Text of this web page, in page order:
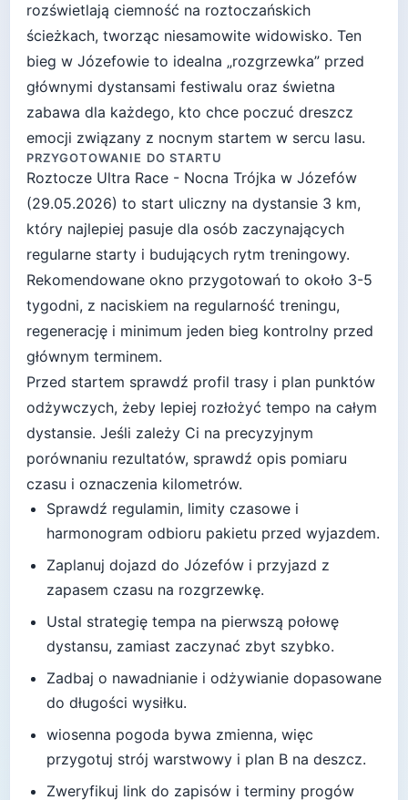
rozświetlają ciemność na roztoczańskich
ścieżkach, tworząc niesamowite widowisko. Ten
bieg w Józefowie to idealna „rozgrzewka” przed
głównymi dystansami festiwalu oraz świetna
zabawa dla każdego, kto chce poczuć dreszcz
emocji związany z nocnym startem w sercu lasu.
PRZYGOTOWANIE DO STARTU
Roztocze Ultra Race - Nocna Trójka w Józefów
(29.05.2026) to start uliczny na dystansie 3 km,
który najlepiej pasuje dla osób zaczynających
regularne starty i budujących rytm treningowy.
Rekomendowane okno przygotowań to około 3-5
tygodni, z naciskiem na regularność treningu,
regenerację i minimum jeden bieg kontrolny przed
głównym terminem.
Przed startem sprawdź profil trasy i plan punktów
odżywczych, żeby lepiej rozłożyć tempo na całym
dystansie. Jeśli zależy Ci na precyzyjnym
porównaniu rezultatów, sprawdź opis pomiaru
czasu i oznaczenia kilometrów.
Sprawdź regulamin, limity czasowe i
harmonogram odbioru pakietu przed wyjazdem.
Zaplanuj dojazd do Józefów i przyjazd z
zapasem czasu na rozgrzewkę.
Ustal strategię tempa na pierwszą połowę
dystansu, zamiast zaczynać zbyt szybko.
Zadbaj o nawadnianie i odżywianie dopasowane
do długości wysiłku.
wiosenna pogoda bywa zmienna, więc
przygotuj strój warstwowy i plan B na deszcz.
Zweryfikuj link do zapisów i terminy progów